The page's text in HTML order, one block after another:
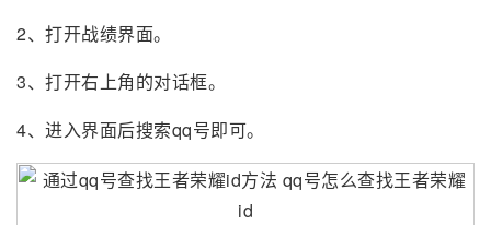
2、打开战绩界面。
3、打开右上角的对话框。
4、进入界面后搜索qq号即可。